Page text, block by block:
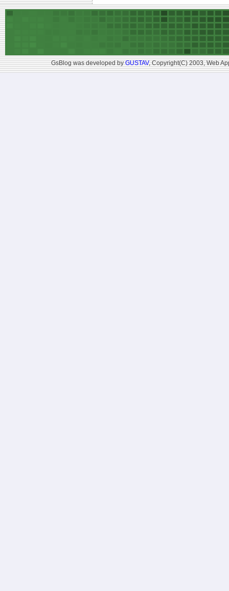
GsBlog was developed byGUSTAV, Copyright(C) 2003, Web